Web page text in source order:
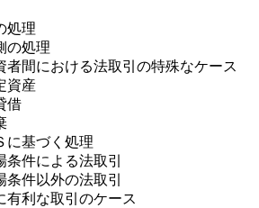
理
処理
における法取引の特殊なケース
産
借
基づく処理
による法取引
以外の法取引
な取引のケース